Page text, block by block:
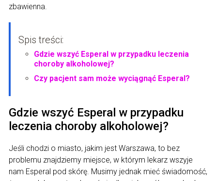
zbawienna.
Spis treści:
Gdzie wszyć Esperal w przypadku leczenia
choroby alkoholowej?
Czy pacjent sam może wyciągnąć Esperal?
Gdzie wszyć Esperal w przypadku
leczenia choroby alkoholowej?
Jeśli chodzi o miasto, jakim jest Warszawa, to bez
problemu znajdziemy miejsce, w którym lekarz wszyje
nam Esperal pod skórę. Musimy jednak mieć świadomość,